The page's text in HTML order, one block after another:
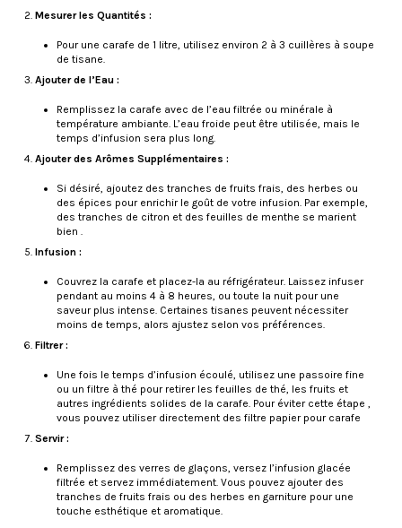
Mesurer les Quantités :
Pour une carafe de 1 litre, utilisez environ 2 à 3 cuillères à soupe
de tisane.
Ajouter de l’Eau :
Remplissez la carafe avec de l’eau filtrée ou minérale à
température ambiante. L’eau froide peut être utilisée, mais le
temps d’infusion sera plus long.
Ajouter des Arômes Supplémentaires :
Si désiré, ajoutez des tranches de fruits frais, des herbes ou
des épices pour enrichir le goût de votre infusion. Par exemple,
des tranches de citron et des feuilles de menthe se marient
bien .
Infusion :
Couvrez la carafe et placez-la au réfrigérateur. Laissez infuser
pendant au moins 4 à 8 heures, ou toute la nuit pour une
saveur plus intense. Certaines tisanes peuvent nécessiter
moins de temps, alors ajustez selon vos préférences.
Filtrer :
Une fois le temps d’infusion écoulé, utilisez une passoire fine
ou un filtre à thé pour retirer les feuilles de thé, les fruits et
autres ingrédients solides de la carafe. Pour éviter cette étape ,
vous pouvez utiliser directement des filtre papier pour carafe
Servir :
Remplissez des verres de glaçons, versez l’infusion glacée
filtrée et servez immédiatement. Vous pouvez ajouter des
tranches de fruits frais ou des herbes en garniture pour une
touche esthétique et aromatique.